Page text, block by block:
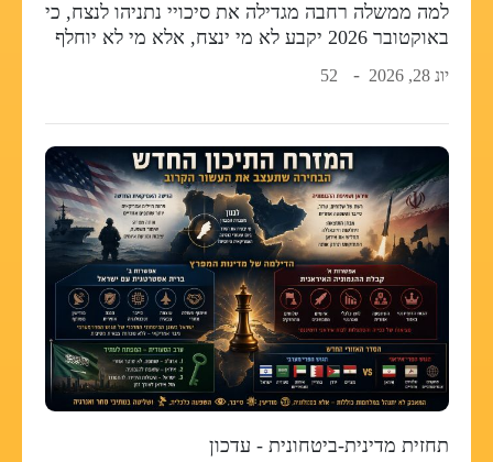
למה ממשלה רחבה מגדילה את סיכויי נתניהו לנצח, כי
באוקטובר 2026 יקבע לא מי ינצח, אלא מי לא יוחלף
יונ 28, 2026 52
תחזית מדינית-ביטחונית - עדכון